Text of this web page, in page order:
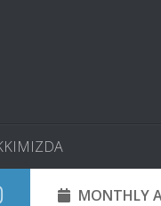
MONTHLY